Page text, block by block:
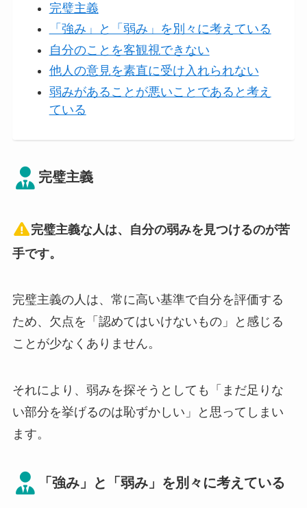
完璧主義
「強み」と「弱み」を別々に考えている
自分のことを客観視できない
他人の意見を素直に受け入れられない
弱みがあることが悪いことであると考え
ている
完璧主義
完璧主義な人は、自分の弱みを見つけるのが苦
手です。
完璧主義の人は、常に高い基準で自分を評価する
ため、欠点を「認めてはいけないもの」と感じる
ことが少なくありません。
それにより、弱みを探そうとしても「まだ足りな
い部分を挙げるのは恥ずかしい」と思ってしまい
ます。
「強み」と「弱み」を別々に考えている